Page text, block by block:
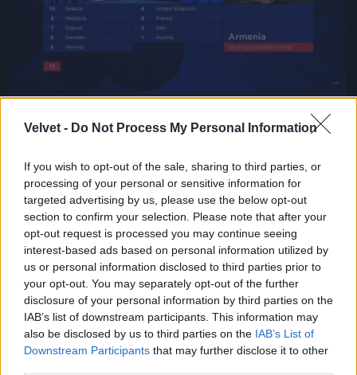
Velvet - Do Not Process My Personal Information
If you wish to opt-out of the sale, sharing to third parties, or
processing of your personal or sensitive information for
targeted advertising by us, please use the below opt-out
section to confirm your selection. Please note that after your
opt-out request is processed you may continue seeing
interest-based ads based on personal information utilized by
us or personal information disclosed to third parties prior to
your opt-out. You may separately opt-out of the further
disclosure of your personal information by third parties on the
IAB’s list of downstream participants. This information may
also be disclosed by us to third parties on the IAB’s List of
Downstream Participants that may further disclose it to other
6. Az örmény bemondónő eléggé rímelt a franciára,
pedig felettébb valószínűtlen, hogy összebeszéltek
#6
Jön még kép!